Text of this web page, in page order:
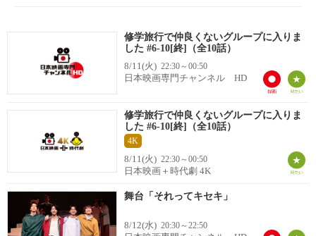
修学旅行で仲良くないグループに入りま
した #6-10[終]（全10話）
8/11(火) 22:30～00:50
日本映画専門チャンネル HD
修学旅行で仲良くないグループに入りま
した #6-10[終]（全10話）
4K
8/11(火) 22:30～00:50
日本映画＋時代劇 4K
舞台「それってキセキ」
8/12(水) 20:30～22:50